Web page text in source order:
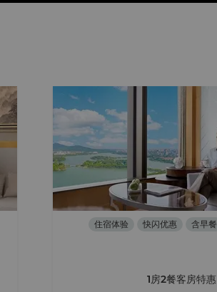
住宿体验 快闪优惠 含早餐
1房2餐客房特惠